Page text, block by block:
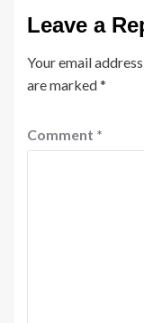
Leave a
Your email
are marked*
Comment *